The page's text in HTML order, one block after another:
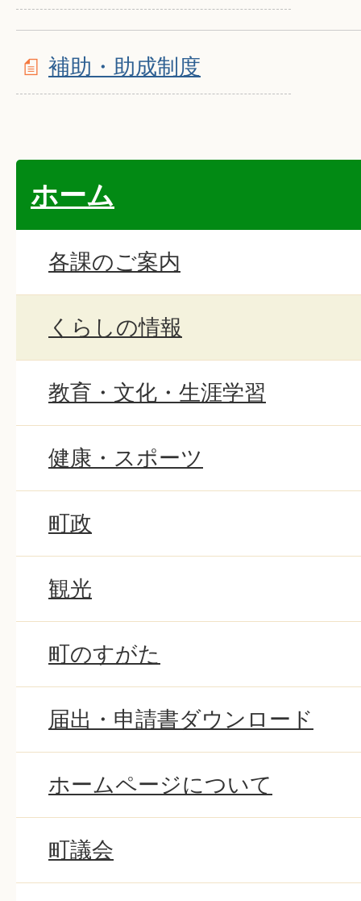
補助・助成制度
ホーム
各課のご案内
くらしの情報
教育・文化・生涯学習
健康・スポーツ
町政
観光
町のすがた
届出・申請書ダウンロード
ホームページについて
町議会